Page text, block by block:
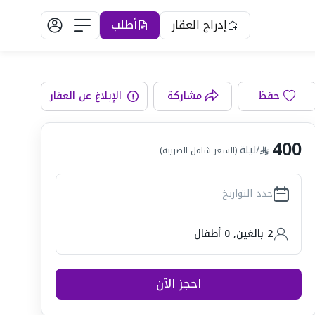
إدراج العقار أطلب
المعيشة
حفظ مشاركة الإبلاغ عن العقار
400 /ليلة(السعر شامل الضريبه)
حدد التواريخ
2 بالغين ,
0 أطفال
احجز الآن